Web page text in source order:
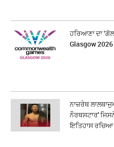
ਹਰਿਆਣਾ ਦਾ
Glasgow 2026
ਨਾਜ਼ਰੇਥ
ਨੌਰਥਸਟਾਰ'
ਇਤਿਹਾਸ ਰਚਿਆ